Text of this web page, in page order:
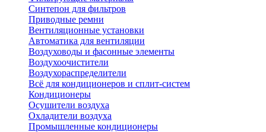
Синтепон для фильтров
Приводные ремни
Вентиляционные установки
Автоматика для вентиляции
Воздуховоды и фасонные элементы
Воздухоочистители
Воздухораспределители
Всё для кондиционеров и сплит-систем
Кондиционеры
Осушители воздуха
Охладители воздуха
Промышленные кондиционеры